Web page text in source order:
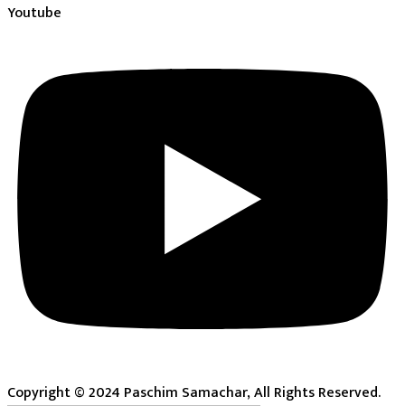
Youtube
Copyright © 2024 Paschim Samachar, All Rights Reserved.